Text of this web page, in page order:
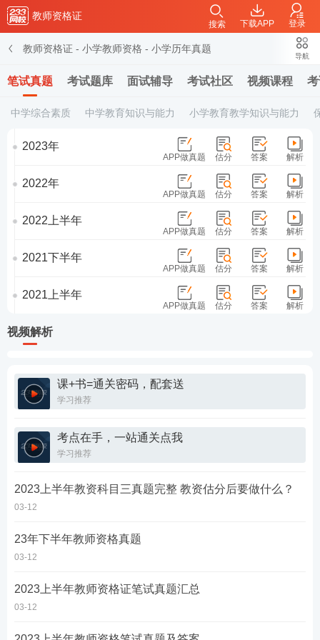
教师资格证
下载APP 登录
搜索
教师资格证 - 小学教师资格 - 小学历年真题
笔试真题 考试题库 面试辅导 考试社区 视频课程
导航
中学综合素质 中学教育知识与能力 小学教育教学知识与能力
2023年
估分 答案 解析
APP做真题
2022年
估分 答案 解析
APP做真题
2022上半年
估分 答案 解析
APP做真题
2021下半年
估分 答案 解析
APP做真题
2021上半年
估分 答案 解析
APP做真题
视频解析
课+书=通关密码，配套送
学习推荐
考点在手，一站通关点我
学习推荐
2023上半年教资科目三真题完整 教资估分后要做什么？
03-12
23年下半年教师资格真题
03-12
2023上半年教师资格证笔试真题汇总
03-12